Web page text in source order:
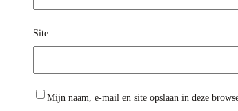
Site
Mijn naam, e-mail en site opslaan in deze